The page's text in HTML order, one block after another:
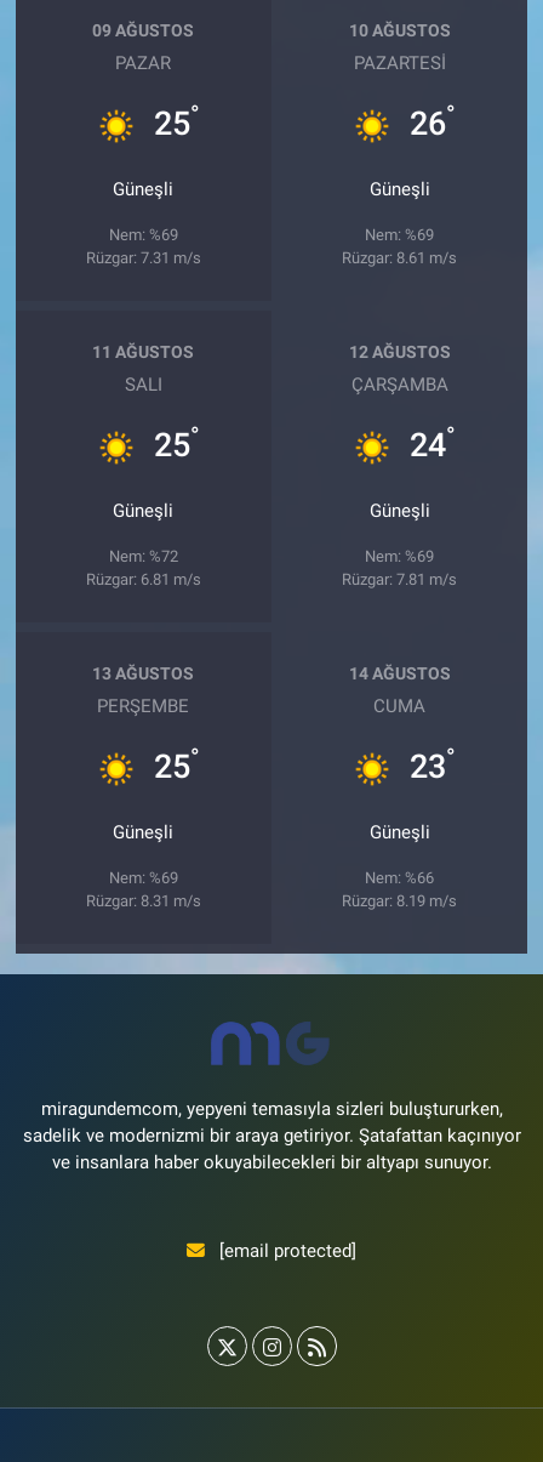
09 AĞUSTOS
PAZAR
25°
Güneşli
Nem: %69
Rüzgar: 7.31 m/s
10 AĞUSTOS
PAZARTESI
26°
Güneşli
Nem: %69
Rüzgar: 8.61 m/s
11 AĞUSTOS
SALI
25°
Güneşli
Nem: %72
Rüzgar: 6.81 m/s
12 AĞUSTOS
ÇARŞAMBA
24°
Güneşli
Nem: %69
Rüzgar: 7.81 m/s
13 AĞUSTOS
PERŞEMBE
25°
Güneşli
Nem: %69
Rüzgar: 8.31 m/s
14 AĞUSTOS
CUMA
23°
Güneşli
Nem: %66
Rüzgar: 8.19 m/s
miragundemcom, yepyeni temasıyla sizleri buluştururken,
sadelik ve modernizmi bir araya getiriyor. Şatafattan kaçınıyor
ve insanlara haber okuyabilecekleri bir altyapı sunuyor.
[email protected]